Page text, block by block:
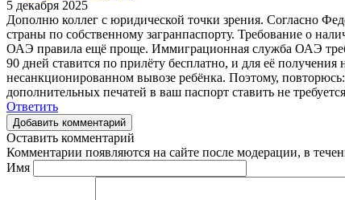
5 декабря 2025
Дополню коллег с юридической точки зрения. Согласно
страны по собственному загранпаспорту. Требование о
ОАЭ правила ещё проще. Иммиграционная служба ОАЭ
90 дней ставится по прилёту бесплатно, и для её
несанкционированном вывозе ребёнка. Поэтому,
дополнительных печатей в ваш паспорт ставить не
Ответить
Добавить комментарий
Оставить комментарий
Комментарии появляются на сайте после модерации, в
Имя